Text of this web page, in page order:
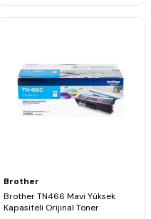
Brother
Brother TN466 Mavi Yüksek
Kapasiteli Orijinal Toner